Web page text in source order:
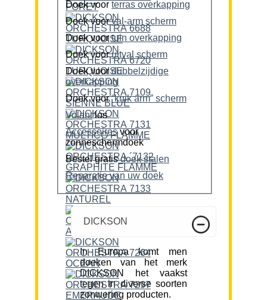
Doek voor terras overkapping
Doek voor
val-arm scherm
Doek voor
tuin overkapping
Doek voor
uitval scherm
Doek voordubbelzijdige
overkapping
Doek voor
“knik arm” scherm
Volantlos
Accessoiresvoor
zonneschermdoek
Bestel gratis doek stalen
Reparatie van uw doek
DICKSON
In Europa komt men
doeken van het merk
DICKSON het vaakst
tegen in diverse soorten
zonwering producten.